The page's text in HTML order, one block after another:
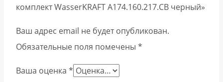
комплект WasserKRAFT A174.160.217.CB черный»
Ваш адрес email не будет опубликован.
Обязательные поля помечены *
Ваша оценка *